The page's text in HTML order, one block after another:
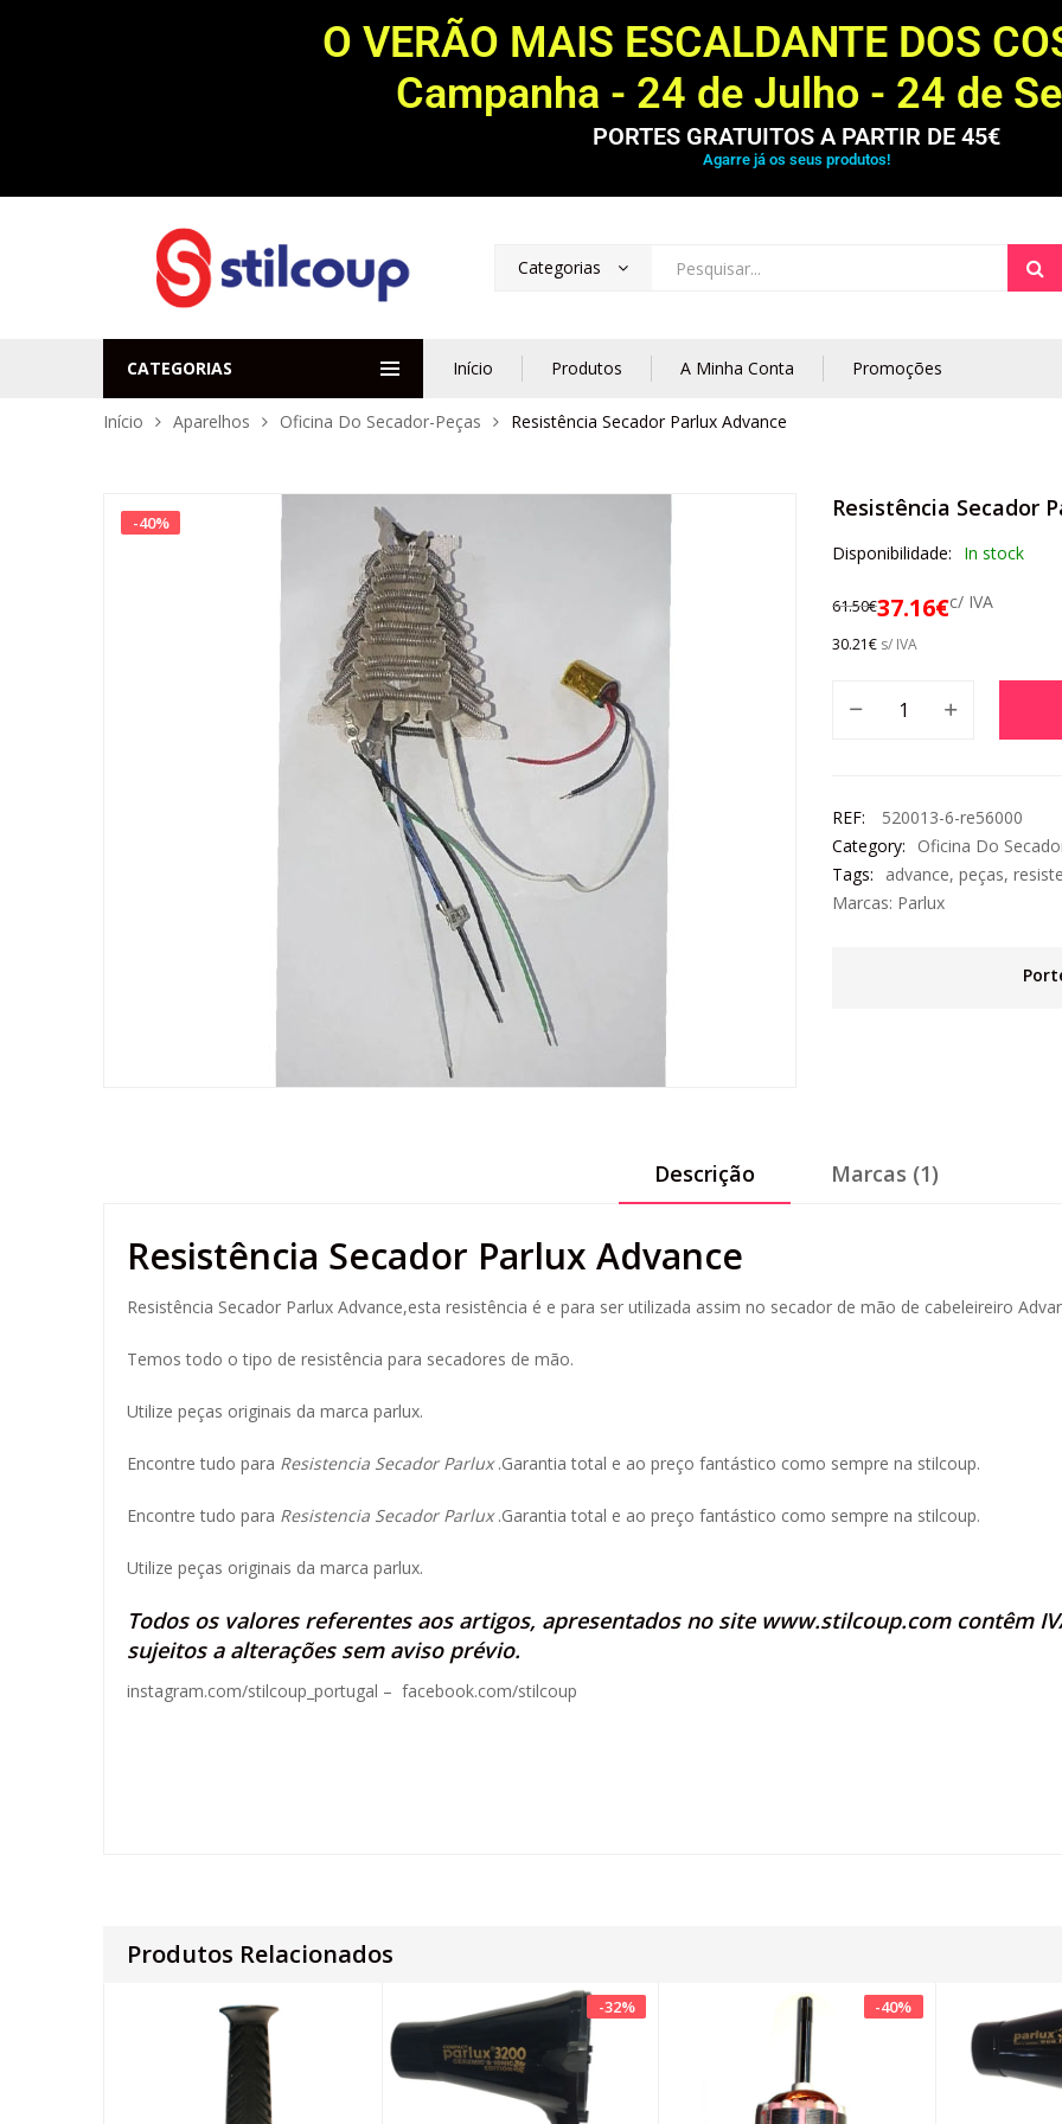
O VERÃO MAIS ESCALDANTE DOS
Campanha - 24 de Julho - 24 de
PORTES GRATUITOS A PARTIR DE 45€
Agarre já os seus produtos!
Categorias
CATEGORIAS Início Produtos A Minha Conta Promoções
Início Aparelhos Oficina Do Secador-Peças Resistência Secador Parlux Advance
-40%
Resistência Secador
Disponibilidade: In stock
61.50€37.16€c/ IVA
30.21€ s/ IVA
REF:
520013-6-re56000
Category:
Oficina Do
Tags:
advance, peças,
Marcas: Parlux
Descrição Marcas (1)
Resistência Secador Parlux Advance
Resistência Secador Parlux Advance,esta resistência é e para ser utilizada assim no secador de mão de cabeleireiro
Temos todo o tipo de resistência para secadores de mão.
Utilize peças originais da marca parlux.
Encontre tudo para Resistencia Secador Parlux.Garantia total e ao preço fantástico como sempre na stilcoup.
Encontre tudo para Resistencia Secador Parlux.Garantia total e ao preço fantástico como sempre na stilcoup.
Utilize peças originais da marca parlux.
Todos os valores referentes aos artigos, apresentados no site www.stilcoup.comcontêm
sujeitos a alterações sem aviso prévio.
instagram.com/stilcoup_portugal – facebook.com/stilcoup
Produtos Relacionados
-32% -40%